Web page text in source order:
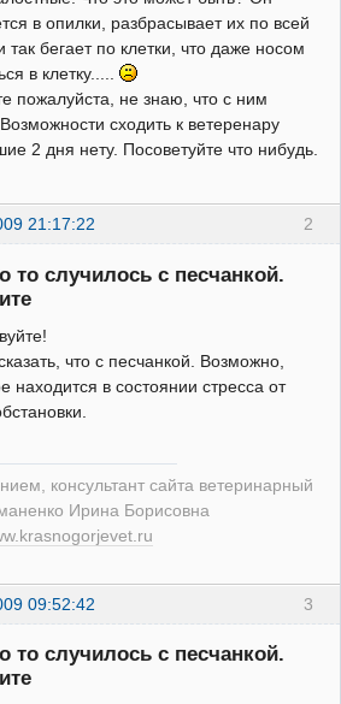
в опилки, разбрасывает их по всей
так бегает по клетки, что даже носом
в клетку.....
пожалуйста, не знаю, что с ним
сходить к ветеренару
2 дня нету. Посоветуйте что нибудь.
2
21:17:22
то случилось с песчанкой.
что с песчанкой. Возможно,
находится в состоянии стресса от
консультант сайта ветеринарный
Ирина Борисовна
3
09:52:42
то случилось с песчанкой.